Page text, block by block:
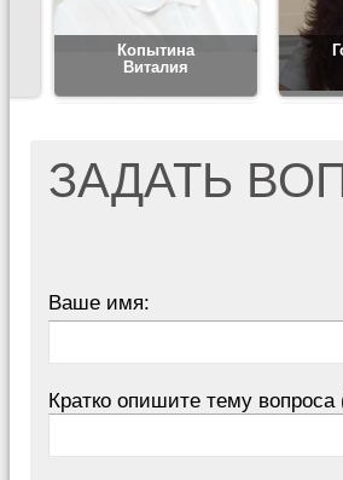
Копытина
Виталия
ЗАДАТЬ
Ваше имя:
Кратко опишите тему